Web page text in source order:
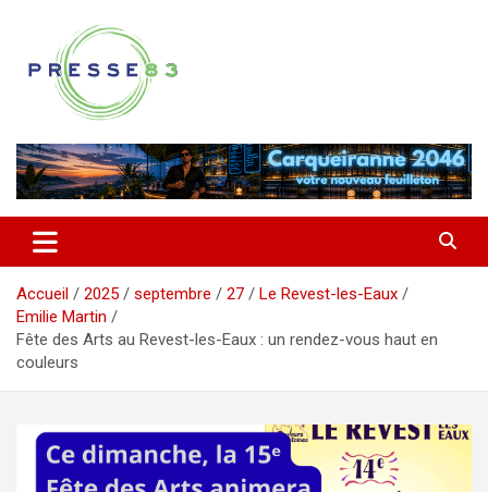
contenu
Presse 83
Accueil 2025 septembre 27
Le Revest-les-Eaux
Emilie Martin
Fête des Arts au Revest-les-Eaux : un rendez-vous haut en
couleurs